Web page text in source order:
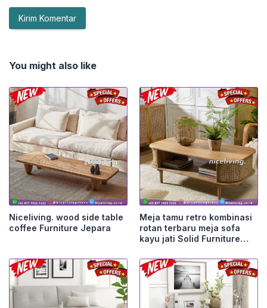
You might also like
Niceliving. wood side table
coffee Furniture Jepara
Meja tamu retro kombinasi
rotan terbaru meja sofa
kayu jati Solid Furniture